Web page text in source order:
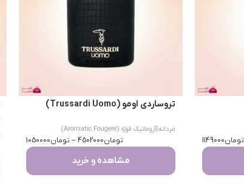
تومان1149000
تروساردی اومو (Trussardi Uomo)
مردانه|آروماتیک فوژه (Aromatic Fougere)
تومان4502000
– تومان1050000
مشاهده و خرید